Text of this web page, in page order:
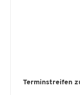
Terminstreifen